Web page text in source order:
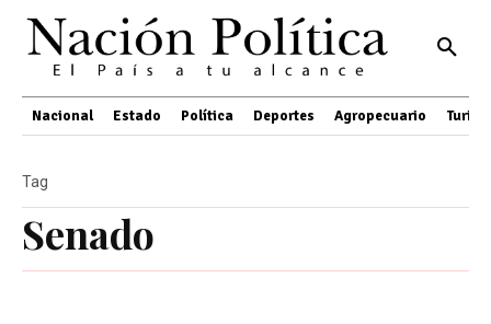
Nacional Estado Política Deportes Agropecuario
Senado
Tag